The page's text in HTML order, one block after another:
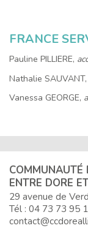
FRANCE
Pauline PILLIERE,
Nathalie SAUVANT,
Vanessa GEORGE,
COMMUNAUTÉ
ENTRE DORE
29 avenue de
Tél : 04 73 73 95